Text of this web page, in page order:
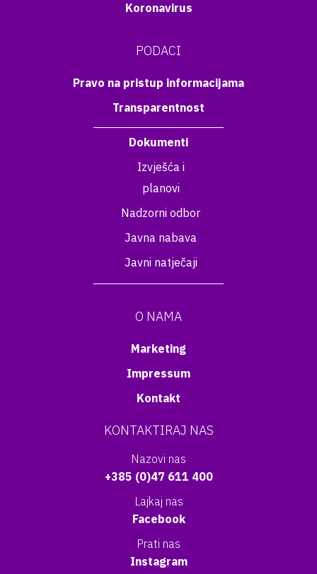
Koronavirus
PODACI
Pravo na pristup informacijama
Transparentnost
Dokumenti
Izvješća i
planovi
Nadzorni odbor
Javna nabava
Javni natječaji
O NAMA
Marketing
Impressum
Kontakt
KONTAKTIRAJ NAS
Nazovi nas
+385 (0)47 611 400
Lajkaj nas
Facebook
Prati nas
Instagram